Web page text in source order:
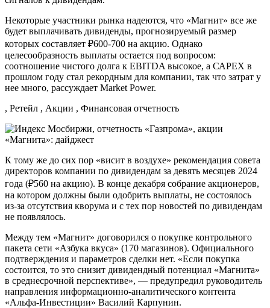
Некоторые участники рынка надеются, что «Магнит» все же
будет выплачивать дивиденды, прогнозируемый размер
которых составляет ₽600-700 на акцию. Однако
целесообразность выплаты остается под вопросом:
соотношение чистого долга к EBITDA высокое, а САРЕХ в
прошлом году стал рекордным для компании, так что затрат у
нее много, рассуждает Market Power.
, Ретейл , Акции , Финансовая отчетность
К тому же до сих пор «висит в воздухе» рекомендация совета
директоров компании по дивидендам за девять месяцев 2024
года (₽560 на акцию). В конце декабря собрание акционеров,
на котором должны были одобрить выплаты, не состоялось
из-за отсутствия кворума и с тех пор новостей по дивидендам
не появлялось.
Между тем «Магнит» договорился о покупке контрольного
пакета сети «Азбука вкуса» (170 магазинов). Официального
подтверждения и параметров сделки нет. «Если покупка
состоится, то это снизит дивидендный потенциал «Магнита»
в среднесрочной перспективе», — предупредил руководитель
направления информационно-аналитического контента
«Альфа-Инвестиции» Василий Карпунин.